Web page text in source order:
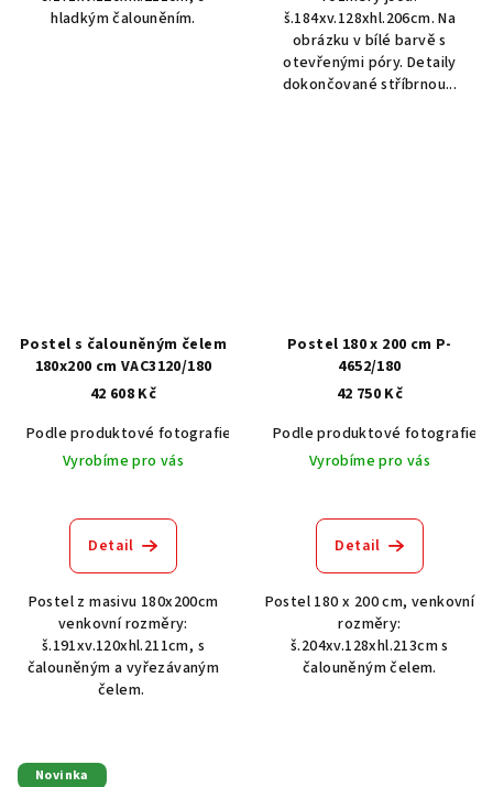
hladkým čalouněním.
š.184xv.128xhl.206cm. Na
obrázku v bílé barvě s
otevřenými póry. Detaily
dokončované stříbrnou...
Postel s čalouněným čelem
180x200 cm VAC3120/180
42 608 Kč
Podle produktové fotografie
Akát vintage BT1551
Dub světlý
Vyrobíme pro vás
Detail
Postel z masivu 180x200cm
venkovní rozměry:
š.191xv.120xhl.211cm, s
čalouněným a vyřezávaným
čelem.
Postel 180 x 200 cm P-
4652/180
42 750 Kč
Podle produktové fotografie
Vyrobíme pro vás
Detail
Postel 180 x 200 cm, venkovní
rozměry:
š.204xv.128xhl.213cm s
čalouněným čelem.
Novinka